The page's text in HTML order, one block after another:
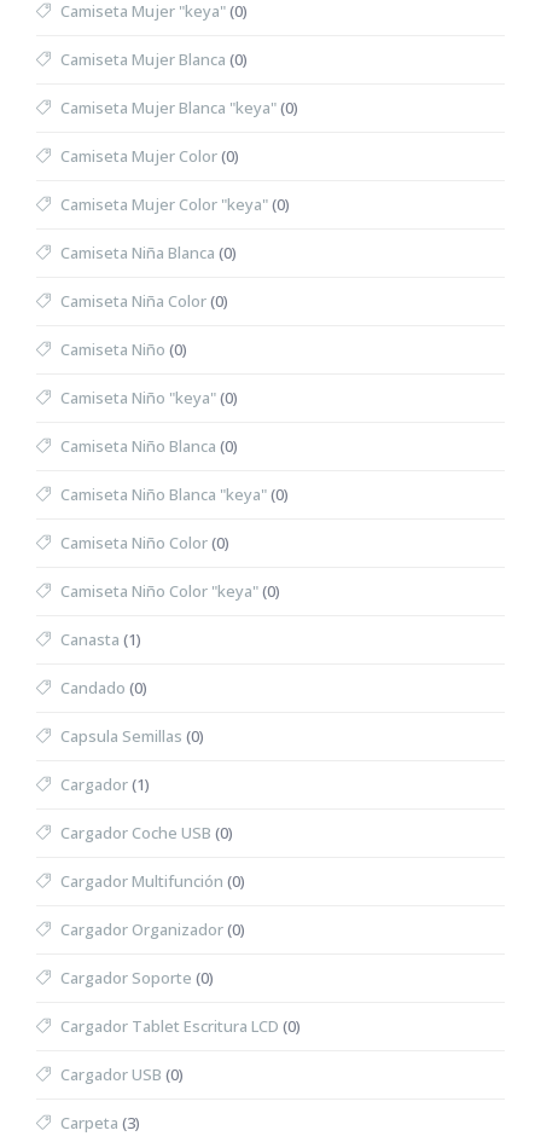
Camiseta Mujer "keya"(0)
Camiseta Mujer Blanca (0)
Camiseta Mujer Blanca "keya"(0)
Camiseta Mujer Color(0)
Camiseta Mujer Color "keya"(0)
Camiseta Niña Blanca (0)
Camiseta Niña Color(0)
Camiseta Niño (0)
Camiseta Niño "keya"(0)
Camiseta Niño Blanca (0)
Camiseta Niño Blanca "keya"(0)
Camiseta Niño Color(0)
Camiseta Niño Color "keya"(0)
Canasta (1)
Candado (0)
Capsula Semillas (0)
Cargador(1)
Cargador Coche USB (0)
Cargador Multifunción (0)
Cargador Organizador(0)
Cargador Soporte (0)
Cargador Tablet Escritura LCD (0)
Cargador USB (0)
Carpeta (3)